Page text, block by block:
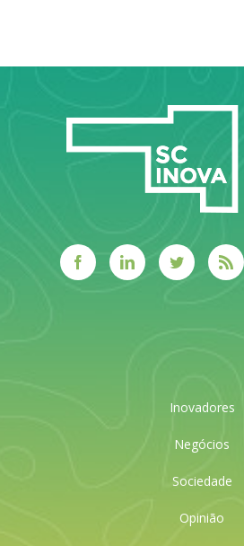
Inovadores
Negócios
Sociedade
Opinião